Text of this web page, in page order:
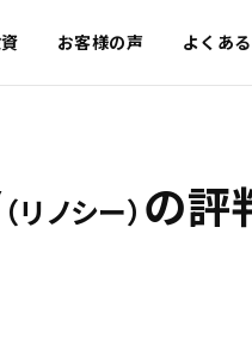
お客様の声 よくあ
（リノシー） の評